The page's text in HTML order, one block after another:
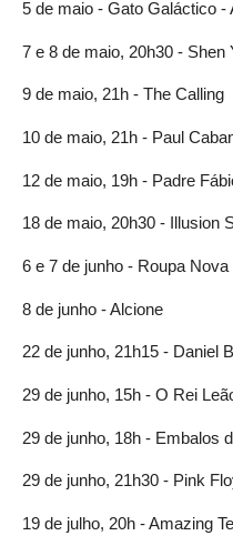
5 de maio - Gato Galáctico -
7 e 8 de maio, 20h30 - Shen
9 de maio, 21h - The Calling
10 de maio, 21h - Paul
12 de maio, 19h - Padre
18 de maio, 20h30 - Illusion
6 e 7 de junho - Roupa Nova
8 de junho - Alcione
22 de junho, 21h15 - Daniel
29 de junho, 15h - O Rei
29 de junho, 18h - Embalos
29 de junho, 21h30 - Pink
19 de julho, 20h - Amazing